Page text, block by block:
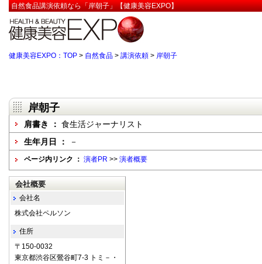
自然食品講演依頼なら「岸朝子」【健康美容EXPO】
健康美容EXPO：TOP > 自然食品 > 講演依頼 > 岸朝子
岸朝子
肩書き ： 食生活ジャーナリスト
生年月日 ：
－
ページ内リンク ： 演者PR >> 演者概要
会社概要
会社名
株式会社ペルソン
住所
〒150-0032
東京都渋谷区鶯谷町7-3 トミ－・